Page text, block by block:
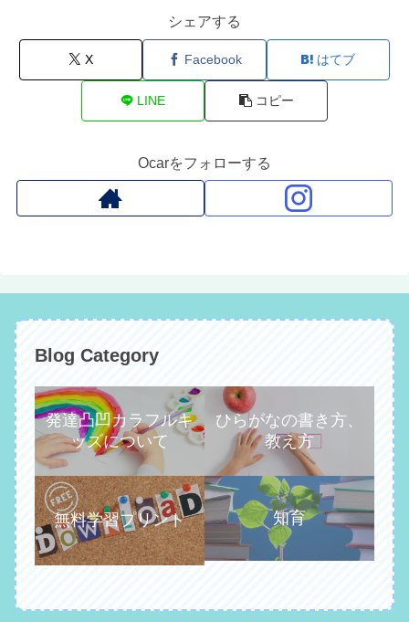
シェアする
X Facebook はてブ
LINE コピー
Ocarをフォローする
Blog Category
発達凸凹カラフルキ
ッズについて
ひらがなの書き方、
教え方
無料学習プリント 知育